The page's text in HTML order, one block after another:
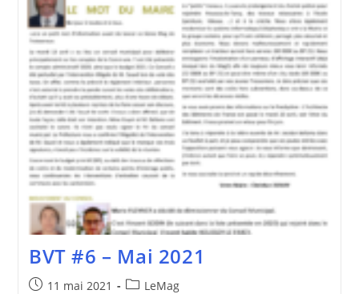
BVT #6 – Mai 2021
Publication
11 mai 2021
PostLeMag